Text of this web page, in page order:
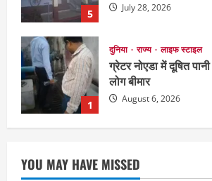
5 July 28, 2026
1
दुनिया राज्य लाइफ स्टाइल
ग्रेटर नोएडा में दूषित
लोग बीमार
August 6, 2026
रायपुर में “लक्ष्य” द्वारा
करियर मार्गदर्शन कार्यक्रम
YOU MAY HAVE MISSED